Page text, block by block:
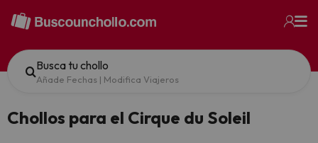
Busca tu chollo
Añade Fechas | Modifica Viajeros
Chollos para el Cirque du Soleil